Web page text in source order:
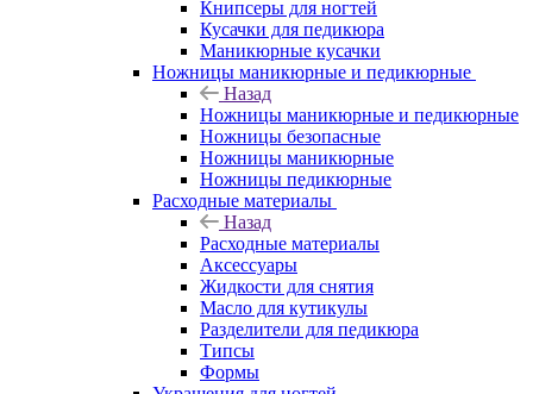
Книпсеры для ногтей
Кусачки для педикюра
Маникюрные кусачки
Ножницы маникюрные и педикюрные
Назад
Ножницы маникюрные и педикюрные
Ножницы безопасные
Ножницы маникюрные
Ножницы педикюрные
Расходные материалы
Назад
Расходные материалы
Аксессуары
Жидкости для снятия
Масло для кутикулы
Разделители для педикюра
Типсы
Формы